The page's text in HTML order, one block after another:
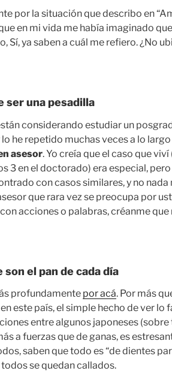
por la situación que describo en
en mi vida me había imaginado
Sí, ya saben a cuál me refiero. ¿No
ser una pesadilla
considerando estudiar un
he repetido muchas veces a lo
asesor. Yo creía que el caso que
3 en el doctorado) era especial,
con casos similares, y no nada
que rara vez se preocupa por
acciones o palabras, créanme que
el pan de cada día
profundamente por acá. Por más
este país, el simple hecho de ver lo
entre algunos japoneses (sobre
a fuerzas que de ganas, es
saben que todo es “de dientes
se quedan callados.